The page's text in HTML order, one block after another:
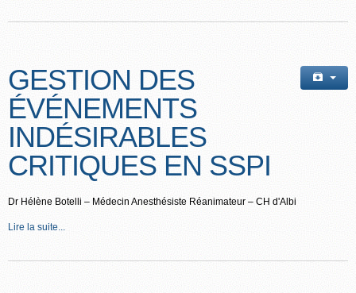
GESTION DES
ÉVÉNEMENTS
INDÉSIRABLES
CRITIQUES EN SSPI
Dr Hélène Botelli – Médecin Anesthésiste Réanimateur – CH d'Albi
Lire la suite...